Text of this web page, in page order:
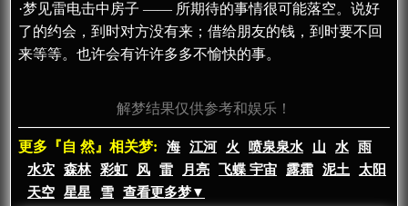
·梦见雷电击中房子 —— 所期待的事情很可能落空。说好
了的约会，到时对方没有来；借给朋友的钱，到时要不回
来等等。也许会有许许多多不愉快的事。
解梦结果仅供参考和娱乐！
更多『自 然』相关梦: 海 江河 火 喷泉泉水 山 水
雨
水灾
森林 彩虹 风 雷 月亮 飞蝶 宇宙 露霜 泥土
太阳
天空
星星 雪 查看更多梦▼